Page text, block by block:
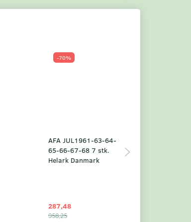
-70%
AFA JUL1961-63-64-
65-66-67-68 7 stk.
Helark Danmark
287,48
958,25